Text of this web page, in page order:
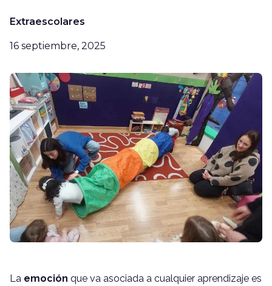
Extraescolares
16 septiembre, 2025
La emoción que va asociada a cualquier aprendizaje es